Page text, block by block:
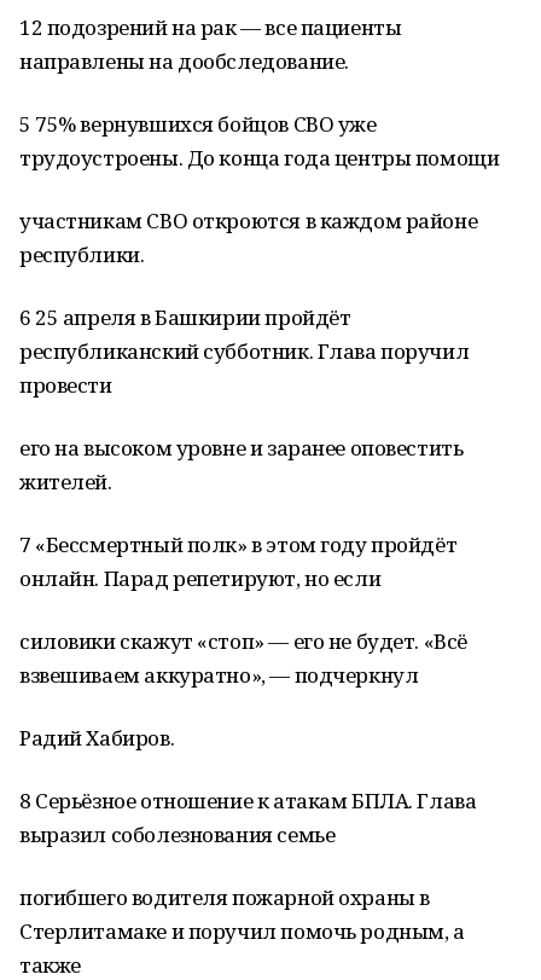
12 подозрений на рак — все пациенты
направлены на дообследование.
5 75% вернувшихся бойцов СВО уже
трудоустроены. До конца года центры помощи
участникам СВО откроются в каждом районе
республики.
6 25 апреля в Башкирии пройдёт
республиканский субботник. Глава поручил
провести
его на высоком уровне и заранее оповестить
жителей.
7 «Бессмертный полк» в этом году пройдёт
онлайн. Парад репетируют, но если
силовики скажут «стоп» — его не будет. «Всё
взвешиваем аккуратно», — подчеркнул
Радий Хабиров.
8 Серьёзное отношение к атакам БПЛА. Глава
выразил соболезнования семье
погибшего водителя пожарной охраны в
Стерлитамаке и поручил помочь родным, а
также